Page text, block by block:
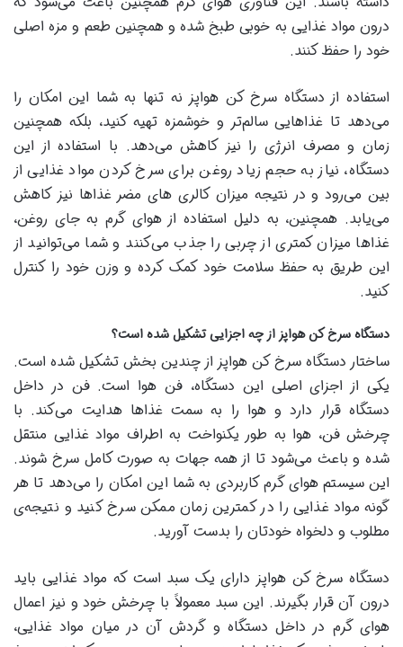
درون مواد غذایی به خوبی طبخ شده و همچنین طعم و مزه اصلی
خود را حفظ کنند.
استفاده از دستگاه سرخ کن هواپز نه ‌تنها به شما این امکان را
می‌دهد تا غذاهایی سالم‌تر و خوشمزه تهیه کنید، بلکه همچنین
زمان و مصرف انرژی را نیز کاهش می‌دهد. با استفاده از این
دستگاه، نیاز به حجم زیاد روغن برای سرخ کردن مواد غذایی از
بین می‌رود و در نتیجه میزان کالری های مضر غذاها نیز کاهش
می‌یابد. همچنین، به دلیل استفاده از هوای گرم به جای روغن،
غذاها میزان کمتری از چربی را جذب می‌کنند و شما می‌توانید از
این طریق به حفظ سلامت خود کمک کرده و وزن خود را کنترل
کنید.
دستگاه سرخ کن هواپز از چه اجزایی تشکیل شده است؟
ساختار دستگاه سرخ کن هواپز از چندین بخش تشکیل شده است.
یکی از اجزای اصلی این دستگاه، فن هوا است. فن در داخل
دستگاه قرار دارد و هوا را به سمت غذاها هدایت می‌کند. با
چرخش فن، هوا به طور یکنواخت به اطراف مواد غذایی منتقل
شده و باعث می‌شود تا از همه جهات به صورت کامل سرخ شوند.
این سیستم هوای گرم کاربردی به شما این امکان را می‌دهد تا هر
گونه مواد غذایی را در کمترین زمان ممکن سرخ کنید و نتیجه‌ی
مطلوب و دلخواه خودتان را بدست آورید.
دستگاه سرخ کن هواپز دارای یک سبد است که مواد غذایی باید
درون آن قرار بگیرند. این سبد معمولاً با چرخش خود و نیز اعمال
هوای گرم در داخل دستگاه و گردش آن در میان مواد غذایی،